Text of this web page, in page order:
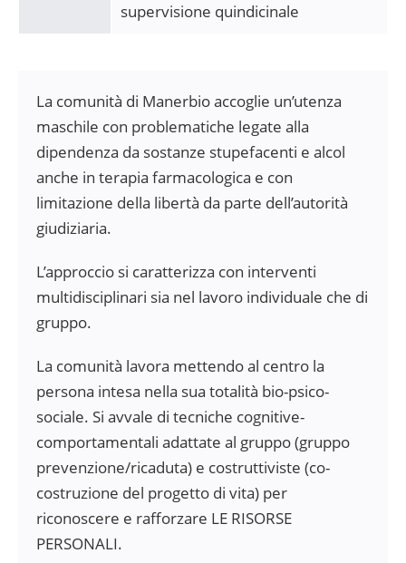
supervisione quindicinale
La comunità di Manerbio accoglie un’utenza
maschile con problematiche legate alla
dipendenza da sostanze stupefacenti e alcol
anche in terapia farmacologica e con
limitazione della libertà da parte dell’autorità
giudiziaria.
L’approccio si caratterizza con interventi
multidisciplinari sia nel lavoro individuale che di
gruppo.
La comunità lavora mettendo al centro la
persona intesa nella sua totalità bio-psico-
sociale. Si avvale di tecniche cognitive-
comportamentali adattate al gruppo (gruppo
prevenzione/ricaduta) e costruttiviste (co-
costruzione del progetto di vita) per
riconoscere e rafforzare LE RISORSE
PERSONALI.